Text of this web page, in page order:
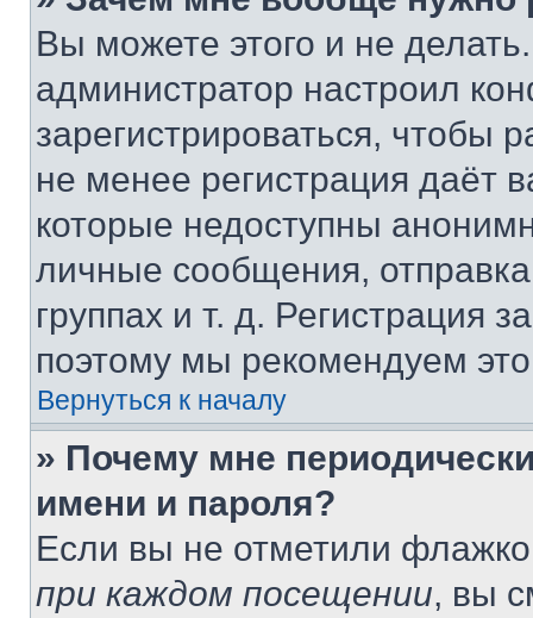
Вы можете этого и не
администратор настроил
зарегистрироваться, чтобы
не менее регистрация даёт
которые недоступны
личные сообщения,
группах и т. д. Регистрация
поэтому мы рекомендуем
Вернуться к началу
» Почему мне
имени и пароля?
Если вы не отметили
при каждом посещении, вы